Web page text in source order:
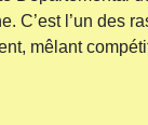
C’est l’un des
mêlant